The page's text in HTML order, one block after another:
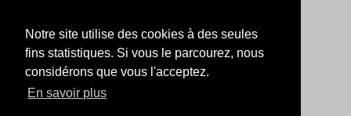
Notre site utilise des cookies à des seules
fins statistiques. Si vous le parcourez, nous
considérons que vous l'acceptez.
En savoir plus